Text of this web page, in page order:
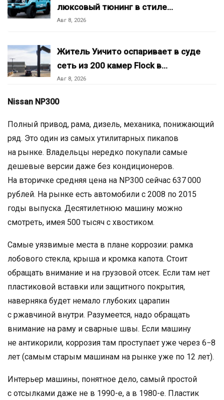
люксовый тюнинг в стиле…
Авг 8, 2026
Житель Уичито оспаривает в суде
сеть из 200 камер Flock в…
Авг 8, 2026
Nissan NP300
Полный привод, рама, дизель, механика, понижающий
ряд. Это один из самых утилитарных пикапов
на рынке. Владельцы нередко покупали самые
дешевые версии даже без кондиционеров.
На вторичке средняя цена на NP300 сейчас 637 000
рублей. На рынке есть автомобили с 2008 по 2015
годы выпуска. Десятилетнюю машину можно
смотреть, имея 500 тысяч с хвостиком.
Самые уязвимые места в плане коррозии: рамка
лобового стекла, крыша и кромка капота. Стоит
обращать внимание и на грузовой отсек. Если там нет
пластиковой вставки или защитного покрытия,
наверняка будет немало глубоких царапин
с ржавчиной внутри. Разумеется, надо обращать
внимание на раму и сварные швы. Если машину
не антикорили, коррозия там проступает уже через 6−8
лет (самым старым машинам на рынке уже по 12 лет).
Интерьер машины, понятное дело, самый простой
с отсылками даже не в 1990-е, а в 1980-е. Пластик